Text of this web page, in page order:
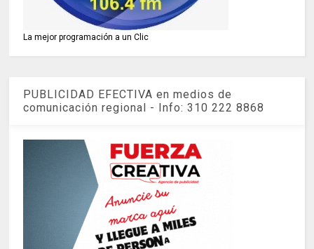
La mejor programación a un Clic
PUBLICIDAD EFECTIVA en medios de
comunicación regional - Info: 310 222 8868